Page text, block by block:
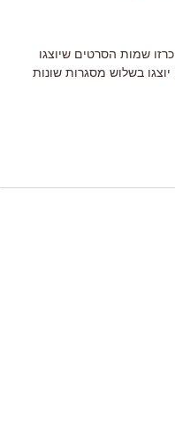
שמות הסרטים שיוצגו
בשלוש מסגרות שונות